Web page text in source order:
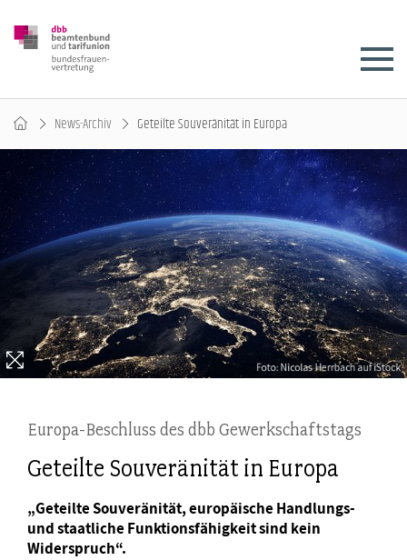
News-Archiv Geteilte Souveränität in Europa
Europa-Beschluss des dbb Gewerkschaftstags
Geteilte Souveränität in Europa
„Geteilte Souveränität, europäische Handlungs-
und staatliche Funktionsfähigkeit sind kein
Widerspruch“.